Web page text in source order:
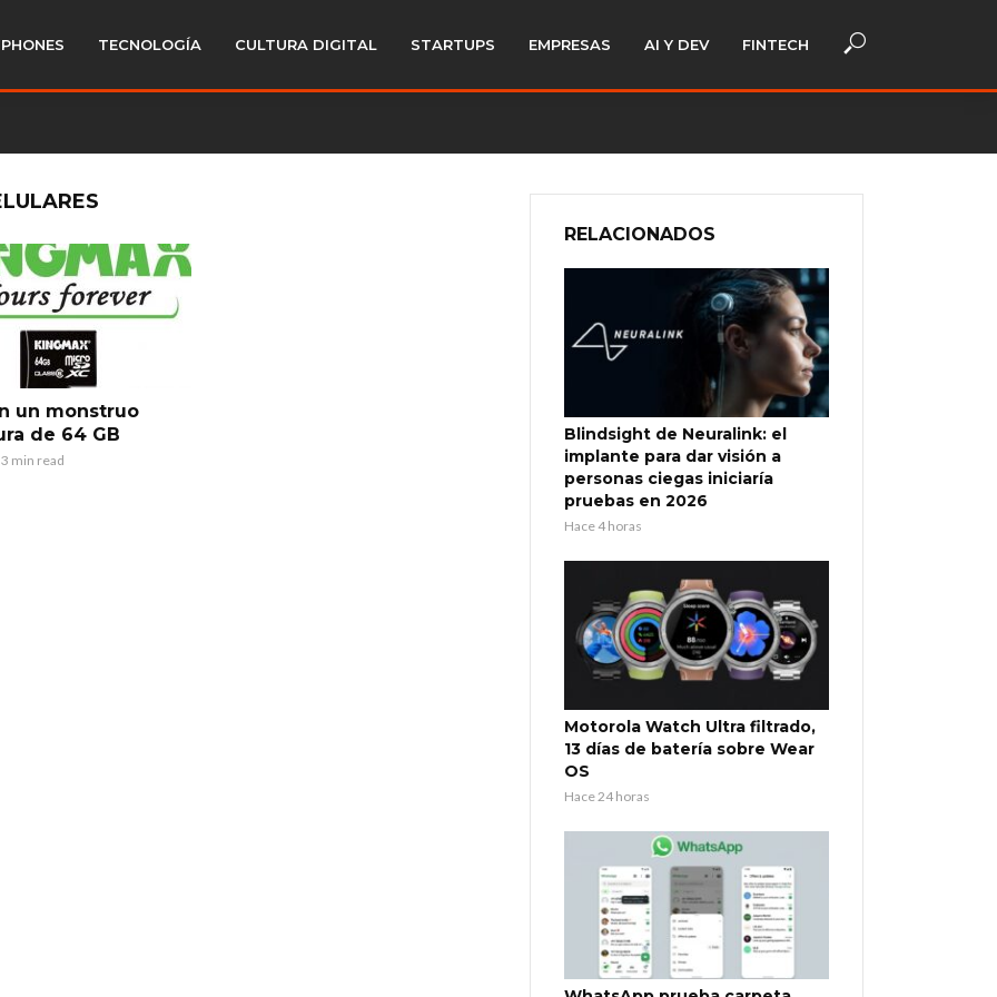
TECNOLOGÍA CULTURA DIGITAL STARTUPS EMPRESAS AI Y DEV FINTECH
un monstruo
de 64 GB
3 min read
RELACIONADOS
Blindsight de Neuralink: el
implante para dar visión a
personas ciegas iniciaría
pruebas en 2026
Hace 4 horas
Motorola Watch Ultra filtrado,
13 días de batería sobre Wear
OS
Hace 24 horas